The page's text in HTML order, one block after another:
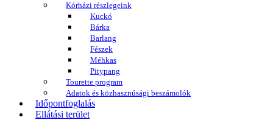
Kórházi részlegeink
Kuckó
Bárka
Barlang
Fészek
Méhkas
Pitypang
Tourette program
Adatok és közhasznúsági beszámolók
Időpontfoglalás
Ellátási terület